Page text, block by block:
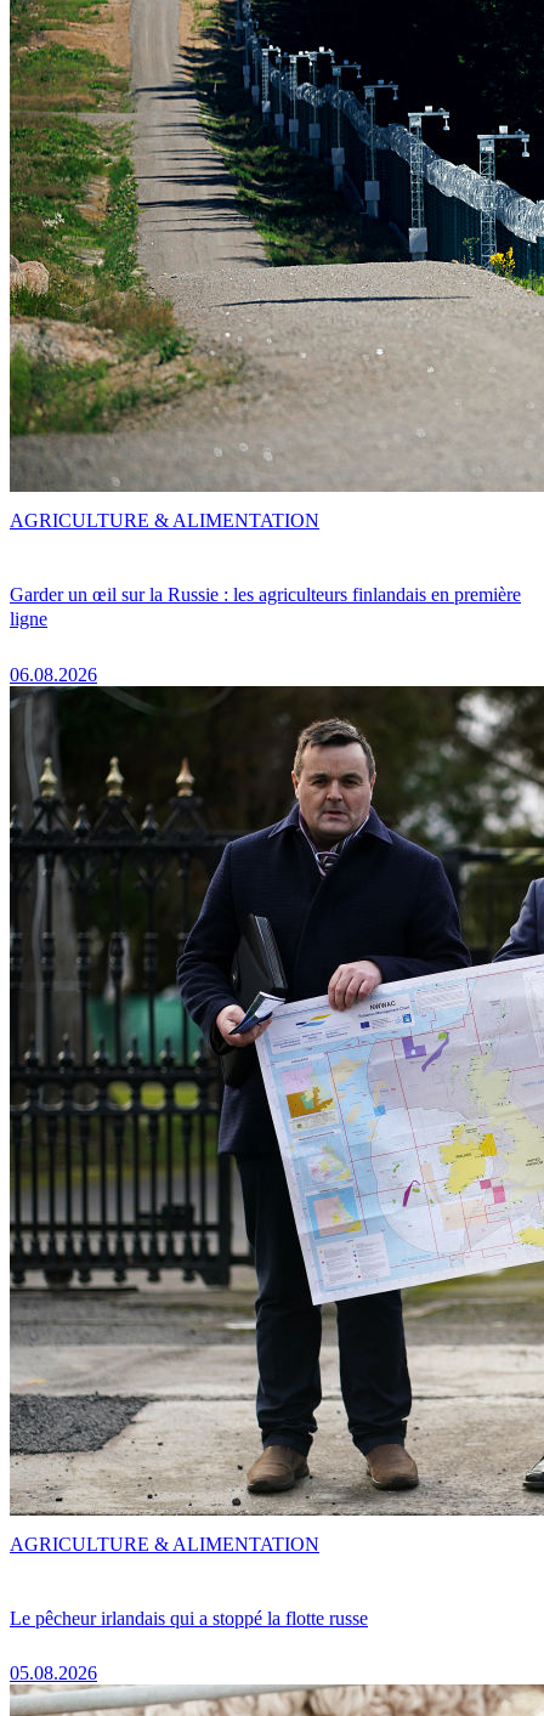
Garder un œil sur la Russie : les agriculteurs finlandais en première
ligne
06.08.2026
AGRICULTURE & ALIMENTATION
Le pêcheur irlandais qui a stoppé la flotte russe
05.08.2026
AGRICULTURE & ALIMENTATION